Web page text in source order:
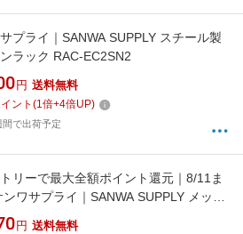
プライ｜SANWA SUPPLY スチール製
ラック RAC-EC2SN2
円 送料無料
ント (1倍+4倍UP)
間で出荷予定
トリーで最大全額ポイント還元｜8/11ま
ワサプライ｜SANWA SUPPLY メッシ
（肘掛有り・グリーン） SNC-
円 送料無料